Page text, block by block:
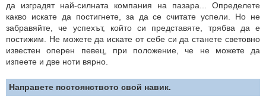
да изградят най-силната компания на пазара... Определете
какво искате да постигнете, за да се считате успели. Но не
забравяйте, че успехът, който си представяте, трябва да е
постижим. Не можете да искате от себе си да станете световно
известен оперен певец, при положение, че не можете да
изпеете и две ноти вярно.
Направете постоянството свой навик.